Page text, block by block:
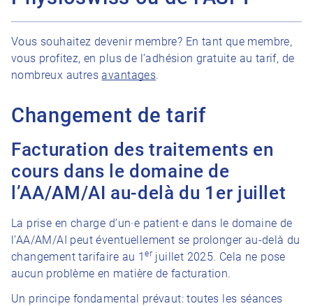
Vous souhaitez devenir membre? En tant que membre,
vous profitez, en plus de l’adhésion gratuite au tarif, de
nombreux autresavantages.
Changement de tarif
Facturation des traitements en
cours dans le domaine de
l’AA/AM/AI au-delà du 1er juillet
La prise en charge d’un·e patient·e dans le domaine de
l’AA/AM/AI peut éventuellement se prolonger au-delà du
changement tarifaire au 1erjuillet 2025. Cela ne pose
aucun problème en matière de facturation.
Un principe fondamental prévaut: toutes les séances